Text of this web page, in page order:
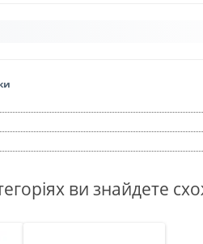
ви знайдете